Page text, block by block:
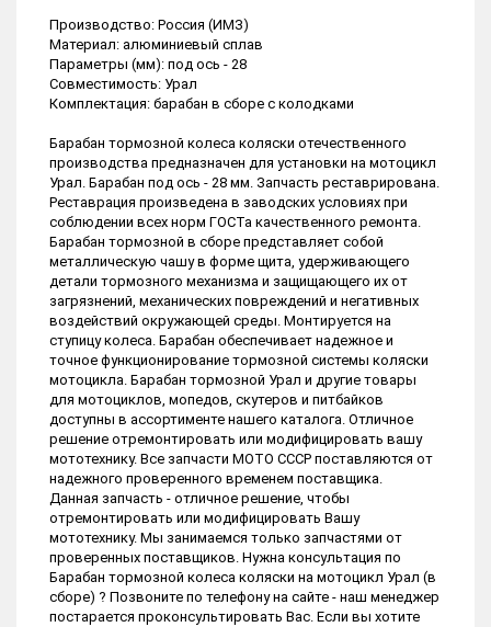
Производство: Россия (ИМЗ)
Материал: алюминиевый сплав
Параметры (мм): под ось - 28
Совместимость: Урал
Комплектация: барабан в сборе с колодками
Барабан тормозной колеса коляски отечественного
производства предназначен для установки на мотоцикл
Урал. Барабан под ось - 28 мм. Запчасть реставрирована.
Реставрация произведена в заводских условиях при
соблюдении всех норм ГОСТа качественного ремонта.
Барабан тормозной в сборе представляет собой
металлическую чашу в форме щита, удерживающего
детали тормозного механизма и защищающего их от
загрязнений, механических повреждений и негативных
воздействий окружающей среды. Монтируется на
ступицу колеса. Барабан обеспечивает надежное и
точное функционирование тормозной системы коляски
мотоцикла. Барабан тормозной Урал и другие товары
для мотоциклов, мопедов, скутеров и питбайков
доступны в ассортименте нашего каталога. Отличное
решение отремонтировать или модифицировать вашу
мототехнику. Все запчасти МОТО СССР поставляются от
надежного проверенного временем поставщика.
Данная запчасть - отличное решение, чтобы
отремонтировать или модифицировать Вашу
мототехнику. Мы занимаемся только запчастями от
проверенных поставщиков. Нужна консультация по
Барабан тормозной колеса коляски на мотоцикл Урал (в
сборе) ? Позвоните по телефону на сайте - наш менеджер
постарается проконсультировать Вас. Если вы хотите